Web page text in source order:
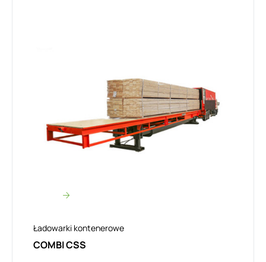
Ładowarki kontenerowe
COMBI CSS